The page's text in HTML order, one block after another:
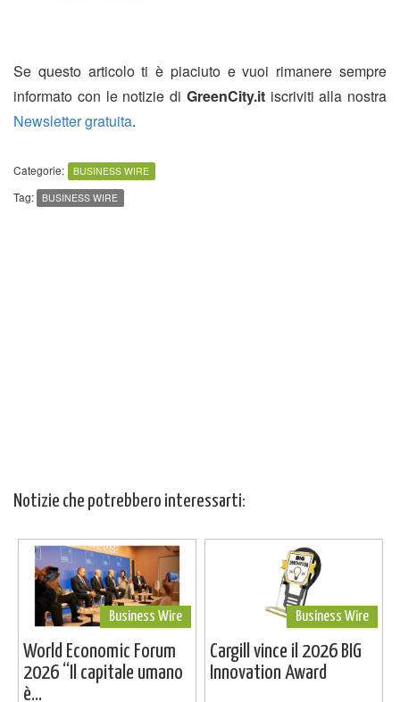
Se questo articolo ti è piaciuto e vuoi rimanere sempre
informato con le notizie di GreenCity.itiscriviti alla nostra
Newsletter gratuita.
Categorie: BUSINESS WIRE
Tag: BUSINESS WIRE
Notizie che potrebbero interessarti:
Business Wire
World Economic Forum
2026 “Il capitale umano
è...
Business Wire
Cargill vince il 2026 BIG
Innovation Award